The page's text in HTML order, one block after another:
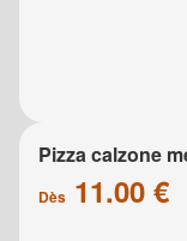
Pizza calzone
Dès 11.00 €